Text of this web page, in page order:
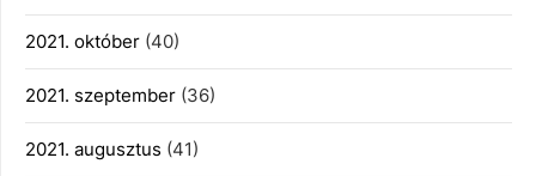
2021. október (40)
2021. szeptember (36)
2021. augusztus (41)